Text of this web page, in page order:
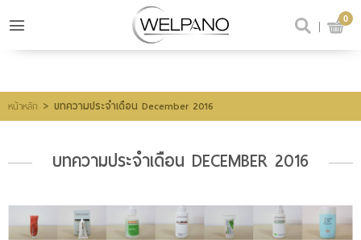
สินค้าที่สนใจ
@welpano
สินค้า
0
หน้าหลัก > บทความประจำเดือน December 2016
บทความประจำเดือน DECEMBER 2016